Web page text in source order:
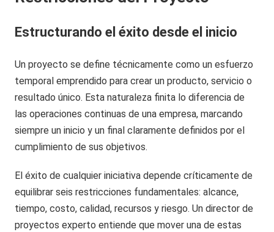
Estructurando el éxito desde el inicio
Un proyecto se define técnicamente como un esfuerzo
temporal emprendido para crear un producto, servicio o
resultado único. Esta naturaleza finita lo diferencia de
las operaciones continuas de una empresa, marcando
siempre un inicio y un final claramente definidos por el
cumplimiento de sus objetivos.
El éxito de cualquier iniciativa depende críticamente de
equilibrar seis restricciones fundamentales: alcance,
tiempo, costo, calidad, recursos y riesgo. Un director de
proyectos experto entiende que mover una de estas